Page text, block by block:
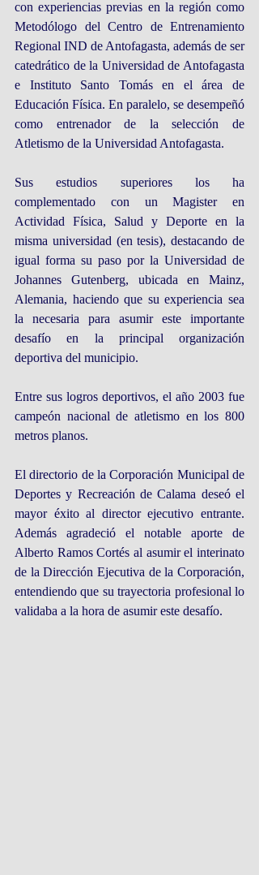
con experiencias previas en la región como
Metodólogo del Centro de Entrenamiento
Regional IND de Antofagasta, además de ser
catedrático de la Universidad de Antofagasta
e Instituto Santo Tomás en el área de
Educación Física. En paralelo, se desempeñó
como entrenador de la selección de
Atletismo de la Universidad Antofagasta.
Sus estudios superiores los ha
complementado con un Magister en
Actividad Física, Salud y Deporte en la
misma universidad (en tesis), destacando de
igual forma su paso por la Universidad de
Johannes Gutenberg, ubicada en Mainz,
Alemania, haciendo que su experiencia sea
la necesaria para asumir este importante
desafío en la principal organización
deportiva del municipio.
Entre sus logros deportivos, el año 2003 fue
campeón nacional de atletismo en los 800
metros planos.
El directorio de la Corporación Municipal de
Deportes y Recreación de Calama deseó el
mayor éxito al director ejecutivo entrante.
Además agradeció el notable aporte de
Alberto Ramos Cortés al asumir el interinato
de la Dirección Ejecutiva de la Corporación,
entendiendo que su trayectoria profesional lo
validaba a la hora de asumir este desafío.